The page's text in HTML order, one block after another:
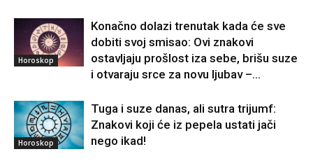
Horoskop
Konačno dolazi trenutak kada će sve
dobiti svoj smisao: Ovi znakovi
ostavljaju prošlost iza sebe, brišu suze
i otvaraju srce za novu ljubav –...
Horoskop
Tuga i suze danas, ali sutra trijumf:
Znakovi koji će iz pepela ustati jači
nego ikad!